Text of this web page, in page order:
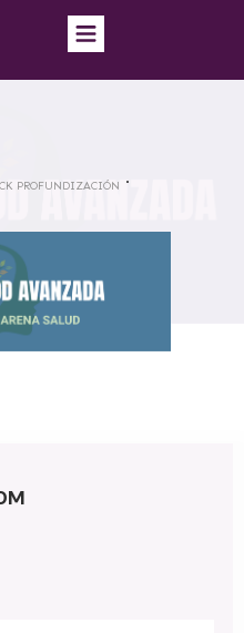
PROFUNDIZACIÓN